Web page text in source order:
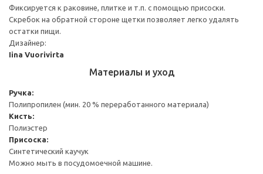
Фиксируется к раковине, плитке и т.п. с помощью присоски.
Скребок на обратной стороне щетки позволяет легко удалять
остатки пищи.
Дизайнер:
Iina Vuorivirta
Материалы и уход
Ручка:
Полипропилен (мин. 20 % переработанного материала)
Кисть:
Полиэстер
Присоска:
Синтетический каучук
Можно мыть в посудомоечной машине.